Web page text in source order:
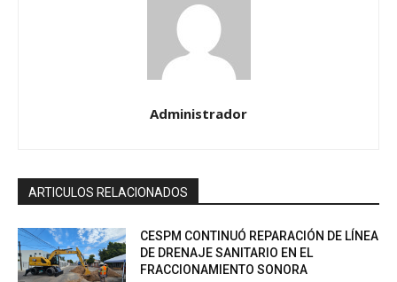
Administrador
ARTICULOS RELACIONADOS
CESPM CONTINUÓ REPARACIÓN DE LÍNEA
DE DRENAJE SANITARIO EN EL
FRACCIONAMIENTO SONORA